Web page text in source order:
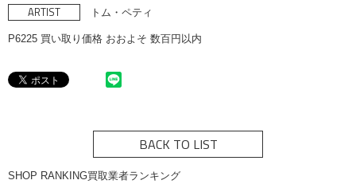
ARTIST
トム・ペティ
P6225 買い取り価格 おおよそ 数百円以内
BACK TO LIST
SHOP RANKING買取業者ランキング